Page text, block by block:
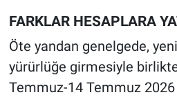
FARKLAR HESAPLARA
Öte yandan genelgede,
yürürlüğe girmesiyle
Temmuz-14 Temmuz